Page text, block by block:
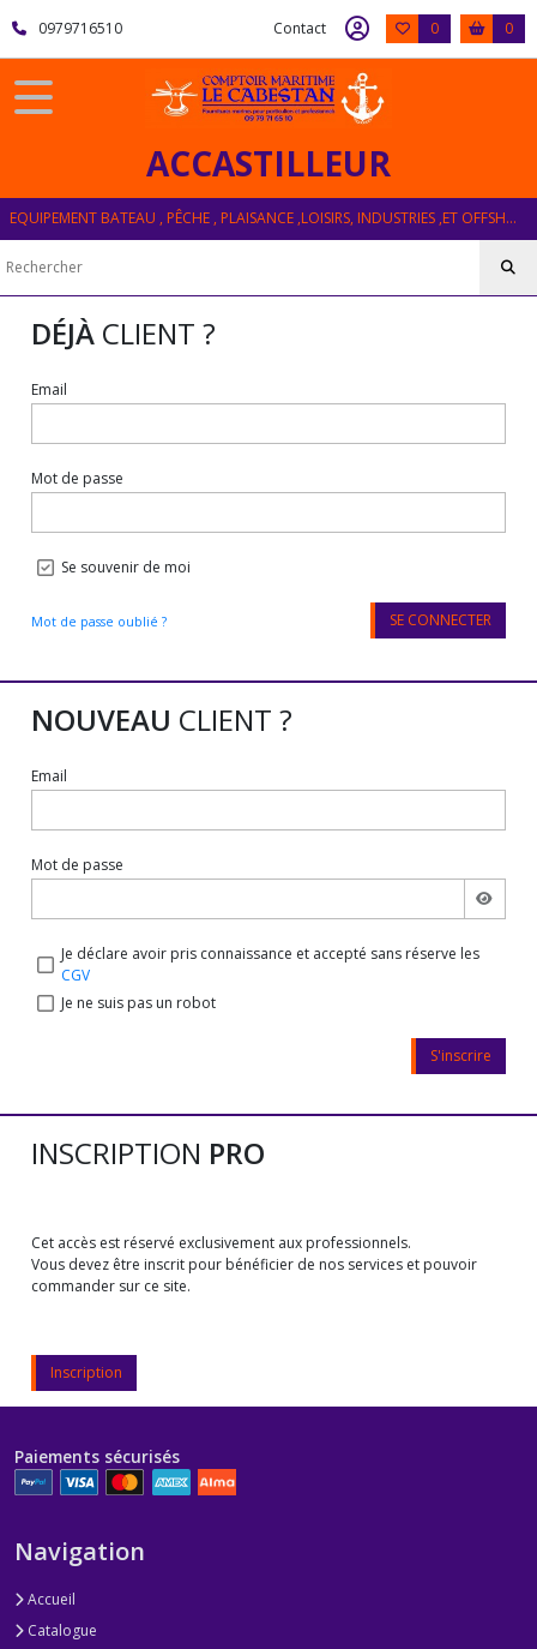
0979716510 Contact 0 0
ACCASTILLEUR
EQUIPEMENT BATEAU , PÊCHE , PLAISANCE ,LOISIRS, INDUSTRIES ,ET OFFSHORE
DÉJÀ CLIENT ?
Email
Mot de passe
Se souvenir de moi
Mot de passe oublié ? SE CONNECTER
NOUVEAU CLIENT ?
Email
Mot de passe
Je déclare avoir pris connaissance et accepté sans réserve les
CGV
Je ne suis pas un robot
S'inscrire
INSCRIPTION PRO
Cet accès est réservé exclusivement aux professionnels.
Vous devez être inscrit pour bénéficier de nos services et pouvoir
commander sur ce site.
Inscription
Paiements sécurisés
Navigation
Accueil
Catalogue